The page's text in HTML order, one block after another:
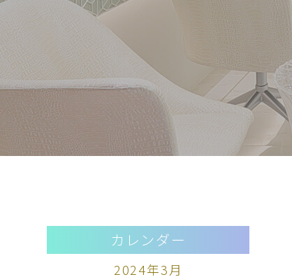
カレンダー
2024年3月